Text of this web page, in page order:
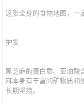
这张全身的食物地图，一
护发
黑芝麻的蛋白质、亚油酸
麻本身有丰富的矿物质和
长期坚持。